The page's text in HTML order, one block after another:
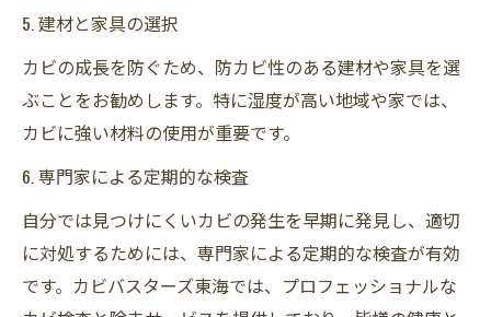
5. 建材と家具の選択
カビの成長を防ぐため、防カビ性のある建材や家具を選
ぶことをお勧めします。特に湿度が高い地域や家では、
カビに強い材料の使用が重要です。
6. 専門家による定期的な検査
自分では見つけにくいカビの発生を早期に発見し、適切
に対処するためには、専門家による定期的な検査が有効
です。カビバスターズ東海では、プロフェッショナルな